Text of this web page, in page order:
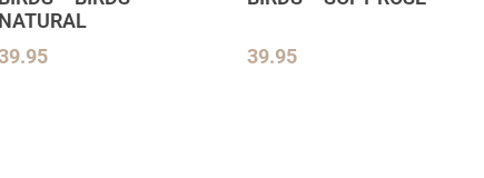
NATURAL
39.95